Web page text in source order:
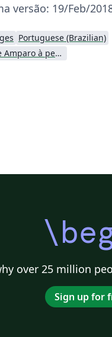
versão: 19/Feb/
Portuguese (Brazilian)
Fundação de Amparo à pesquisa do Estado de São Paulo (FAPESP)
over 25 million
Sign up for